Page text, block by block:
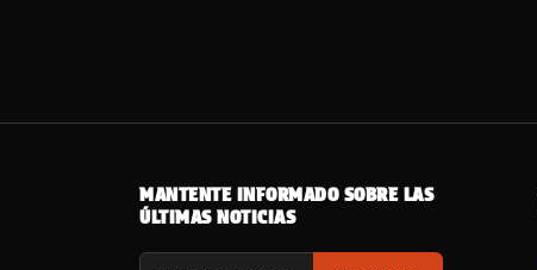
MANTENTE INFORMADO SOBRE LAS
ÚLTIMAS NOTICIAS